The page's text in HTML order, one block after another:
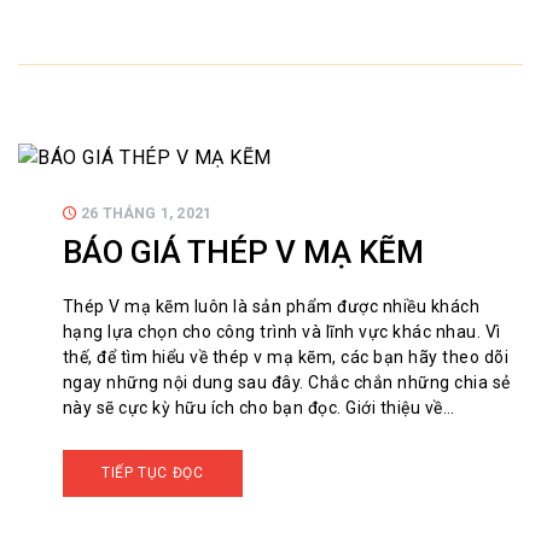
26 THÁNG 1, 2021
BÁO GIÁ THÉP V MẠ KẼM
Thép V mạ kẽm luôn là sản phẩm được nhiều khách
hạng lựa chọn cho công trình và lĩnh vực khác nhau. Vì
thế, để tìm hiểu về thép v mạ kẽm, các bạn hãy theo dõi
ngay những nội dung sau đây. Chắc chắn những chia sẻ
này sẽ cực kỳ hữu ích cho bạn đọc. Giới thiệu về…
TIẾP TỤC ĐỌC